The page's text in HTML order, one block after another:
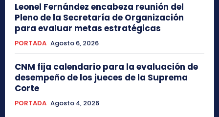
Leonel Fernández encabeza reunión del
Pleno de la Secretaría de Organización
para evaluar metas estratégicas
PORTADA Agosto 6, 2026
CNM fija calendario para la evaluación de
desempeño de los jueces de la Suprema
Corte
PORTADA Agosto 4, 2026